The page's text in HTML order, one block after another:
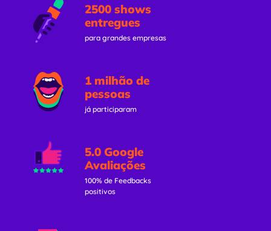
2500 shows
entregues
para grandes empresas
1 milhão de
pessoas
já participaram
5.0 Google
Avaliações
100% de Feedbacks
positivos